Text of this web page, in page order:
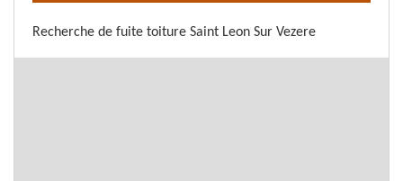
Recherche de fuite toiture Saint Leon Sur Vezere